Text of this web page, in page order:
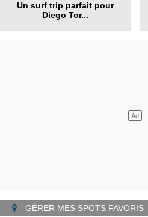
Un surf trip parfait pour
Diego Tor...
GÉRER MES SPOTS FAVORIS